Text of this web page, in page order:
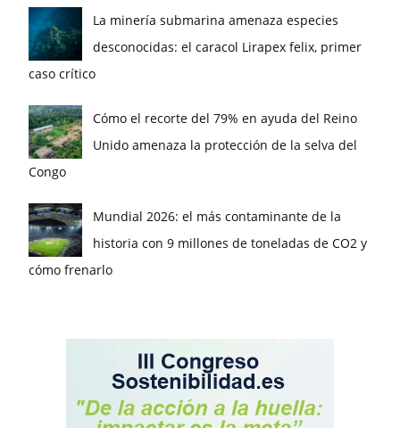
La minería submarina amenaza especies
desconocidas: el caracol Lirapex felix, primer
caso crítico
Cómo el recorte del 79% en ayuda del Reino
Unido amenaza la protección de la selva del
Congo
Mundial 2026: el más contaminante de la
historia con 9 millones de toneladas de CO2 y
cómo frenarlo